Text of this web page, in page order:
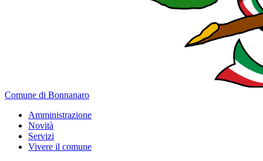
Comune di Bonnanaro
Amministrazione
Novità
Servizi
Vivere il comune